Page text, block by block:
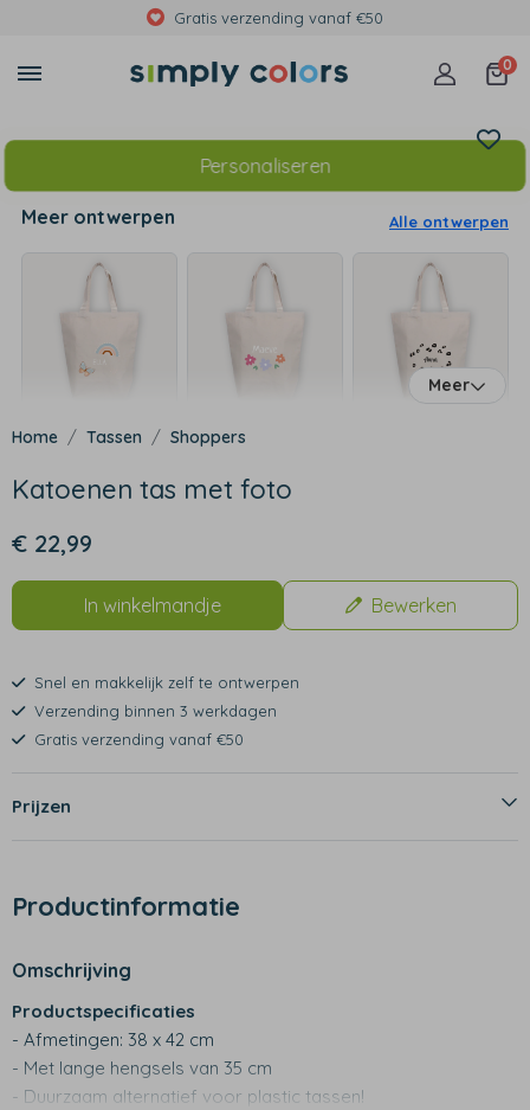
Gratis verzending vanaf €50
0
Personaliseren
Meer ontwerpen Alle ontwerpen
Meer
Tassen Shoppers
Katoenen tas met foto
€ 22,99
In winkelmandje Bewerken
Snel en makkelijk zelf te ontwerpen
Verzending binnen 3 werkdagen
Gratis verzending vanaf €50
Prijzen
Productinformatie
Omschrijving
Productspecificaties
- Afmetingen: 38 x 42 cm
- Met lange hengsels van 35 cm
- Duurzaam alternatief voor plastic tassen!